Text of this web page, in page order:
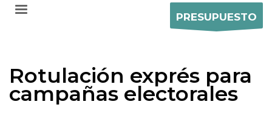
PRESUPUESTO
Rotulación exprés para
campañas electorales